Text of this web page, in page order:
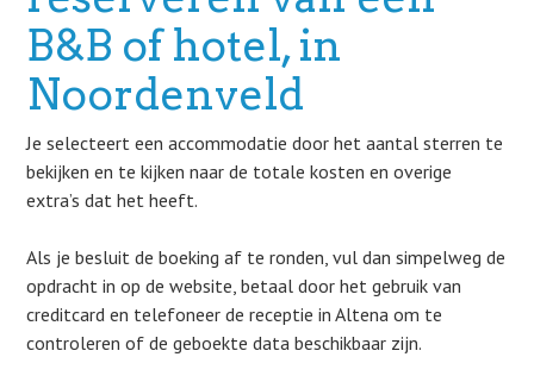
B&B of hotel, in
Noordenveld
Je selecteert een accommodatie door het aantal sterren te
bekijken en te kijken naar de totale kosten en overige
extra’s dat het heeft.
Als je besluit de boeking af te ronden, vul dan simpelweg de
opdracht in op de website, betaal door het gebruik van
creditcard en telefoneer de receptie in Altena om te
controleren of de geboekte data beschikbaar zijn.